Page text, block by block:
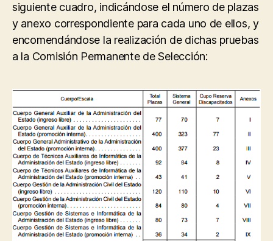
siguiente cuadro, indicándose el número de plazas
y anexo correspondiente para cada uno de ellos, y
encomendándose la realización de dichas pruebas
a la Comisión Permanente de Selección: